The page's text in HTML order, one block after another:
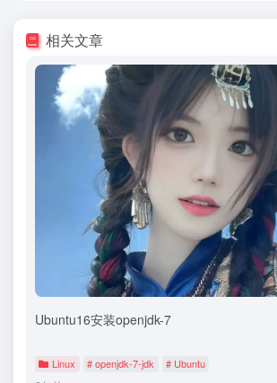
相关文章
Ubuntu16安装openjdk-7
Linux # openjdk-7-jdk # Ubuntu